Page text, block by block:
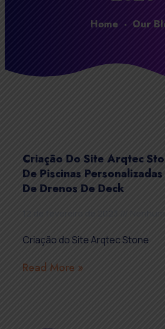
Home - Our
Criação Do Site Arqtec
De Piscinas
De Drenos De Deck
Criação do Site Arqtec Stone
Read More »